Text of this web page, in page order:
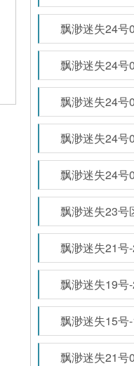
飘渺迷失24号
飘渺迷失24号
飘渺迷失24号
飘渺迷失24号
飘渺迷失24号
飘渺迷失23号
飘渺迷失21号
飘渺迷失19号
飘渺迷失15号
飘渺迷失21号